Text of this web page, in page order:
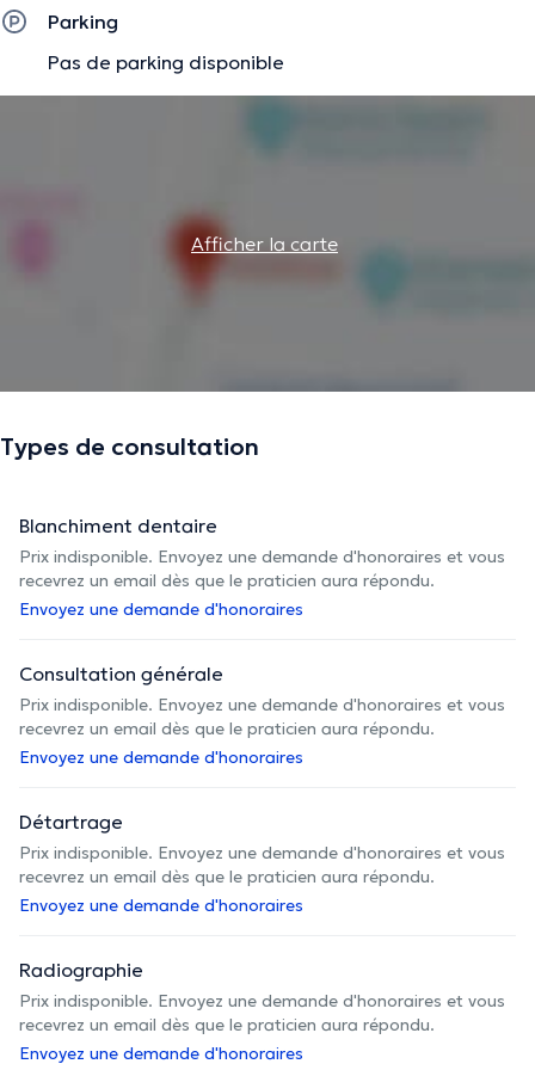
Parking
Pas de parking disponible
Afficher la carte
Types de consultation
Blanchiment dentaire
Prix indisponible. Envoyez une demande d'honoraires et vous
recevrez un email dès que le praticien aura répondu.
Envoyez une demande d'honoraires
Consultation générale
Prix indisponible. Envoyez une demande d'honoraires et vous
recevrez un email dès que le praticien aura répondu.
Envoyez une demande d'honoraires
Détartrage
Prix indisponible. Envoyez une demande d'honoraires et vous
recevrez un email dès que le praticien aura répondu.
Envoyez une demande d'honoraires
Radiographie
Prix indisponible. Envoyez une demande d'honoraires et vous
recevrez un email dès que le praticien aura répondu.
Envoyez une demande d'honoraires